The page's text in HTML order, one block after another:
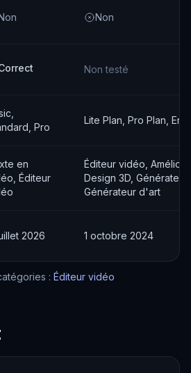
Non
Non testé
Pro
Lite Plan, Pro Plan,
en
Éditeur
Éditeur vidéo,
Design 3D,
Générateur d'art
2026 1 octobre 2024
: Éditeur vidéo